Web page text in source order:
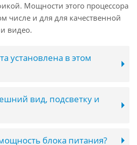
Мощности этого процессора
числе и для для качественной
видео.
установлена в этом
вид, подсветку и
блока питания?